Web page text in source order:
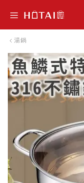
湯鍋
跳到圖片庫的末尾